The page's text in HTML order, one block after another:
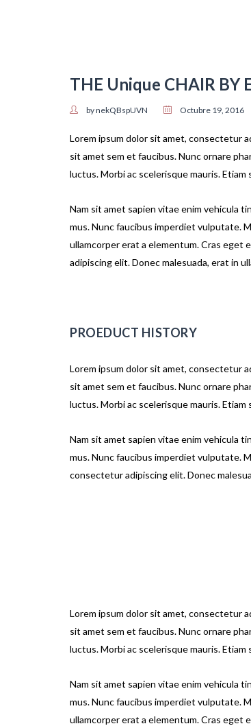
THE Unique CHAIR BY
by nekQBspUVN Octubre 19, 2016
Lorem ipsum dolor sit amet, consectetur
sit amet sem et faucibus. Nunc ornare
luctus. Morbi ac scelerisque mauris.
Nam sit amet sapien vitae enim vehicula
mus. Nunc faucibus imperdiet vulputate.
ullamcorper erat a elementum. Cras eget
adipiscing elit. Donec malesuada, erat in
PROEDUCT HISTORY
Lorem ipsum dolor sit amet, consectetur
sit amet sem et faucibus. Nunc ornare
luctus. Morbi ac scelerisque mauris. Etiam
Nam sit amet sapien vitae enim vehicula
mus. Nunc faucibus imperdiet vulputate.
consectetur adipiscing elit. Donec
Lorem ipsum dolor sit amet, consectetur
sit amet sem et faucibus. Nunc ornare
luctus. Morbi ac scelerisque mauris.
Nam sit amet sapien vitae enim vehicula
mus. Nunc faucibus imperdiet vulputate.
ullamcorper erat a elementum. Cras eget